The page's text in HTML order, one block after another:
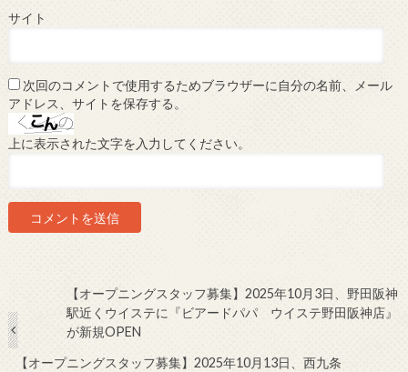
サイト
次回のコメントで使用するためブラウザーに自分の名前、メール
アドレス、サイトを保存する。
上に表示された文字を入力してください。
【オープニングスタッフ募集】2025年10月3日、野田阪神
駅近くウイステに『ビアードパパ ウイステ野田阪神店』
が新規OPEN
【オープニングスタッフ募集】2025年10月13日、西九条